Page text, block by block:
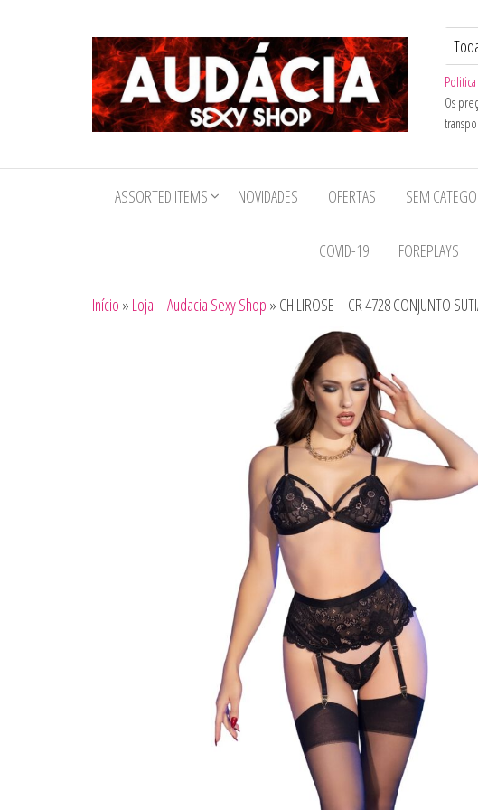
Sexy
Shop
Os
ASSORTED ITEMS NOVIDADES OFERTAS SEM
COVID-19 FOREPLAYS
Início » Loja – Audacia Sexy Shop » CHILIROSE – CR 4728 CONJUNTO